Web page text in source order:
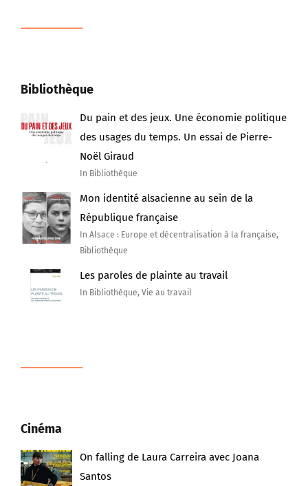
Bibliothèque
Du pain et des jeux. Une économie politique
des usages du temps. Un essai de Pierre-
Noël Giraud
In Bibliothèque
Mon identité alsacienne au sein de la
République française
In Alsace : Europe et décentralisation à la française,
Bibliothèque
Les paroles de plainte au travail
In Bibliothèque, Vie au travail
Cinéma
On falling de Laura Carreira avec Joana
Santos